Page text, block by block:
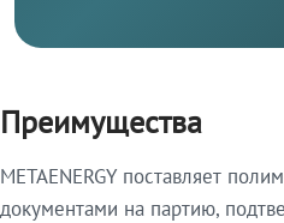
Преимущества
METAENERGY поставляет
документами на партию,